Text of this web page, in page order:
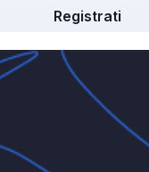
Registrati